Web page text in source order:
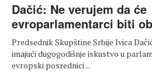
Dačić: Ne verujem da će
evroparlamentarci biti
Predsednik Skupštine Srbije Ivica
imajući dugogodišnje iskustvo u
evropski posrednici ...